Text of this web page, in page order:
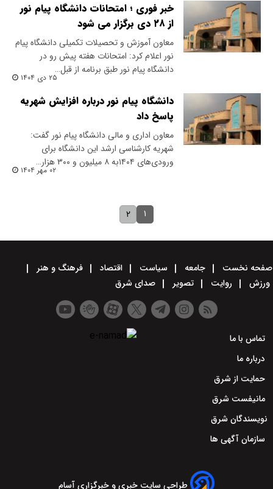
خبر فوری ؛ امتحانات دانشگاه پیام نور
از ۲۸ دی برگزار می شود
معاون آموزش و تحصیلات تکمیلی دانشگاه پیام
نور اعلام کرد: امتحانات هفته پیش رو در
دانشگاه پیام نور طبق برنامه از قبل…
۲۵ دی ۱۴۰۴
دانشگاه پیام نور درباره افزایش شهریه
پاسخ داد
معاون اداری و مالی دانشگاه پیام نور گفت:
شهریه کارشناسی ارشد این دانشگاه برای
ورودی‌های ۱۴۰۴به ۸ میلیون و ۳۰۰ هزار…
۰۲ مهر ۱۴۰۴
۱ ۲
صفحه نخست جامعه سیاست اقتصاد
فرهنگ و هنر
ورزش
روایت تصویر صدای شرق
تماس با ما
درباره ما
حمایت از شرق
مانیفست شرق
نویسندگان شرق
سازمان آگهی ها
طراحی سایت خبری و خبرگزاری آسام